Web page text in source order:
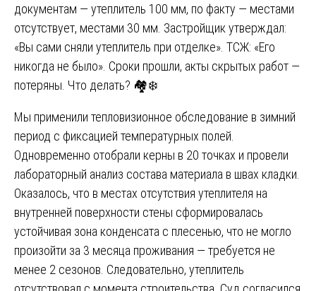
документам — утеплитель 100 мм, по факту — местами
отсутствует, местами 30 мм. Застройщик утверждал:
«Вы сами сняли утеплитель при отделке». ТСЖ: «Его
никогда не было». Сроки прошли, акты скрытых работ —
потеряны. Что делать? 🏘️❄️
Мы применили тепловизионное обследование в зимний
период с фиксацией температурных полей.
Одновременно отобрали керны в 20 точках и провели
лабораторный анализ состава материала в швах кладки.
Оказалось, что в местах отсутствия утеплителя на
внутренней поверхности стены сформировалась
устойчивая зона конденсата с плесенью, что не могло
произойти за 3 месяца проживания — требуется не
менее 2 сезонов. Следовательно, утеплитель